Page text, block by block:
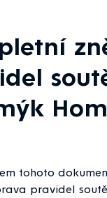
tohoto
pravidel